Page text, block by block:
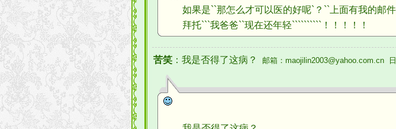
如果是``那怎么才可以医的好呢`？``上面有我的邮件
拜托```我爸爸``现在还年轻``````````！！！！！
苦笑 ：我是否得了这病？ 邮箱：maojilin2003@yahoo.com.cn